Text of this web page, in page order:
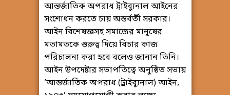
আন্তর্জাতিক অপরাধ ট্রাইব্যুনাল আইনের
সংশোধন করতে চায় অন্তর্বর্তী সরকার।
আইন বিশেষজ্ঞসহ সমাজের মানুষের
মতামতকে গুরুত্ব দিয়ে বিচার কাজ
পরিচালনা করা হবে বলেও জানান তিনি।
আইন উপদেষ্টার সভাপতিত্বে অনুষ্ঠিত সভায়
‘আন্তর্জাতিক অপরাধ (ট্রাইব্যুনাল) আইন,